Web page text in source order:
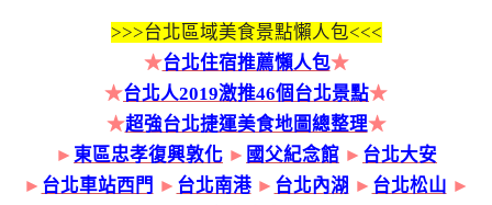
>>>台北區域美食景點懶人包<<<
★台北住宿推薦懶人包★
★台北人2019激推46個台北景點★
★超強台北捷運美食地圖總整理★
► 東區忠孝復興敦化 ► 國父紀念館 ► 台北大安
► 台北車站西門 ► 台北南港 ► 台北內湖 ► 台北松山 ►